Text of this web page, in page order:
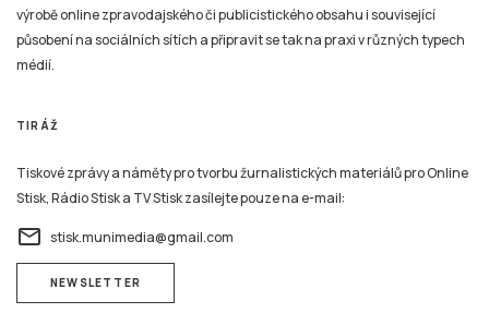
výrobě online zpravodajského či publicistického obsahu i související
působení na sociálních sítích a připravit se tak na praxi v různých typech
médií.
TIRÁŽ
Tiskové zprávy a náměty pro tvorbu žurnalistických materiálů pro Online
Stisk, Rádio Stisk a TV Stisk zasílejte pouze na e-mail:
email stisk.munimedia@gmail.com
NEWSLETTER